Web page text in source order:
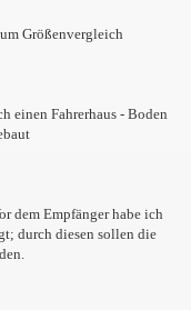
Größenvergleich
einen Fahrerhaus - Boden
dem Empfänger habe ich
durch diesen sollen die